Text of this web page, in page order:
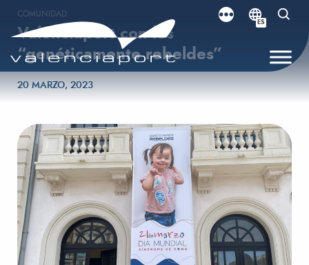
ES
COMUNIDAD
Valenciaport con los
“genéticamente rebeldes”
Publicado el
20 MARZO, 2023